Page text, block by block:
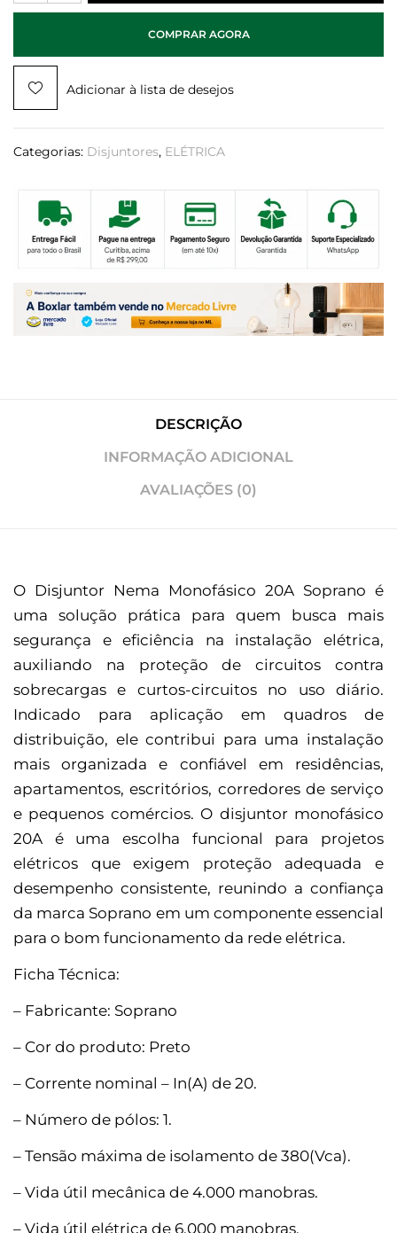
COMPRAR AGORA
Adicionar à lista de desejos
Categorias: Disjuntores, ELÉTRICA
DESCRIÇÃO
INFORMAÇÃO ADICIONAL
AVALIAÇÕES (0)
O Disjuntor Nema Monofásico 20A Soprano é
uma solução prática para quem busca mais
segurança e eficiência na instalação elétrica,
auxiliando na proteção de circuitos contra
sobrecargas e curtos-circuitos no uso diário.
Indicado para aplicação em quadros de
distribuição, ele contribui para uma instalação
mais organizada e confiável em residências,
apartamentos, escritórios, corredores de serviço
e pequenos comércios. O disjuntor monofásico
20A é uma escolha funcional para projetos
elétricos que exigem proteção adequada e
desempenho consistente, reunindo a confiança
da marca Soprano em um componente essencial
para o bom funcionamento da rede elétrica.
Ficha Técnica:
– Fabricante: Soprano
– Cor do produto: Preto
– Corrente nominal – In(A) de 20.
– Número de pólos: 1.
– Tensão máxima de isolamento de 380(Vca).
– Vida útil mecânica de 4.000 manobras.
– Vida útil elétrica de 6.000 manobras.